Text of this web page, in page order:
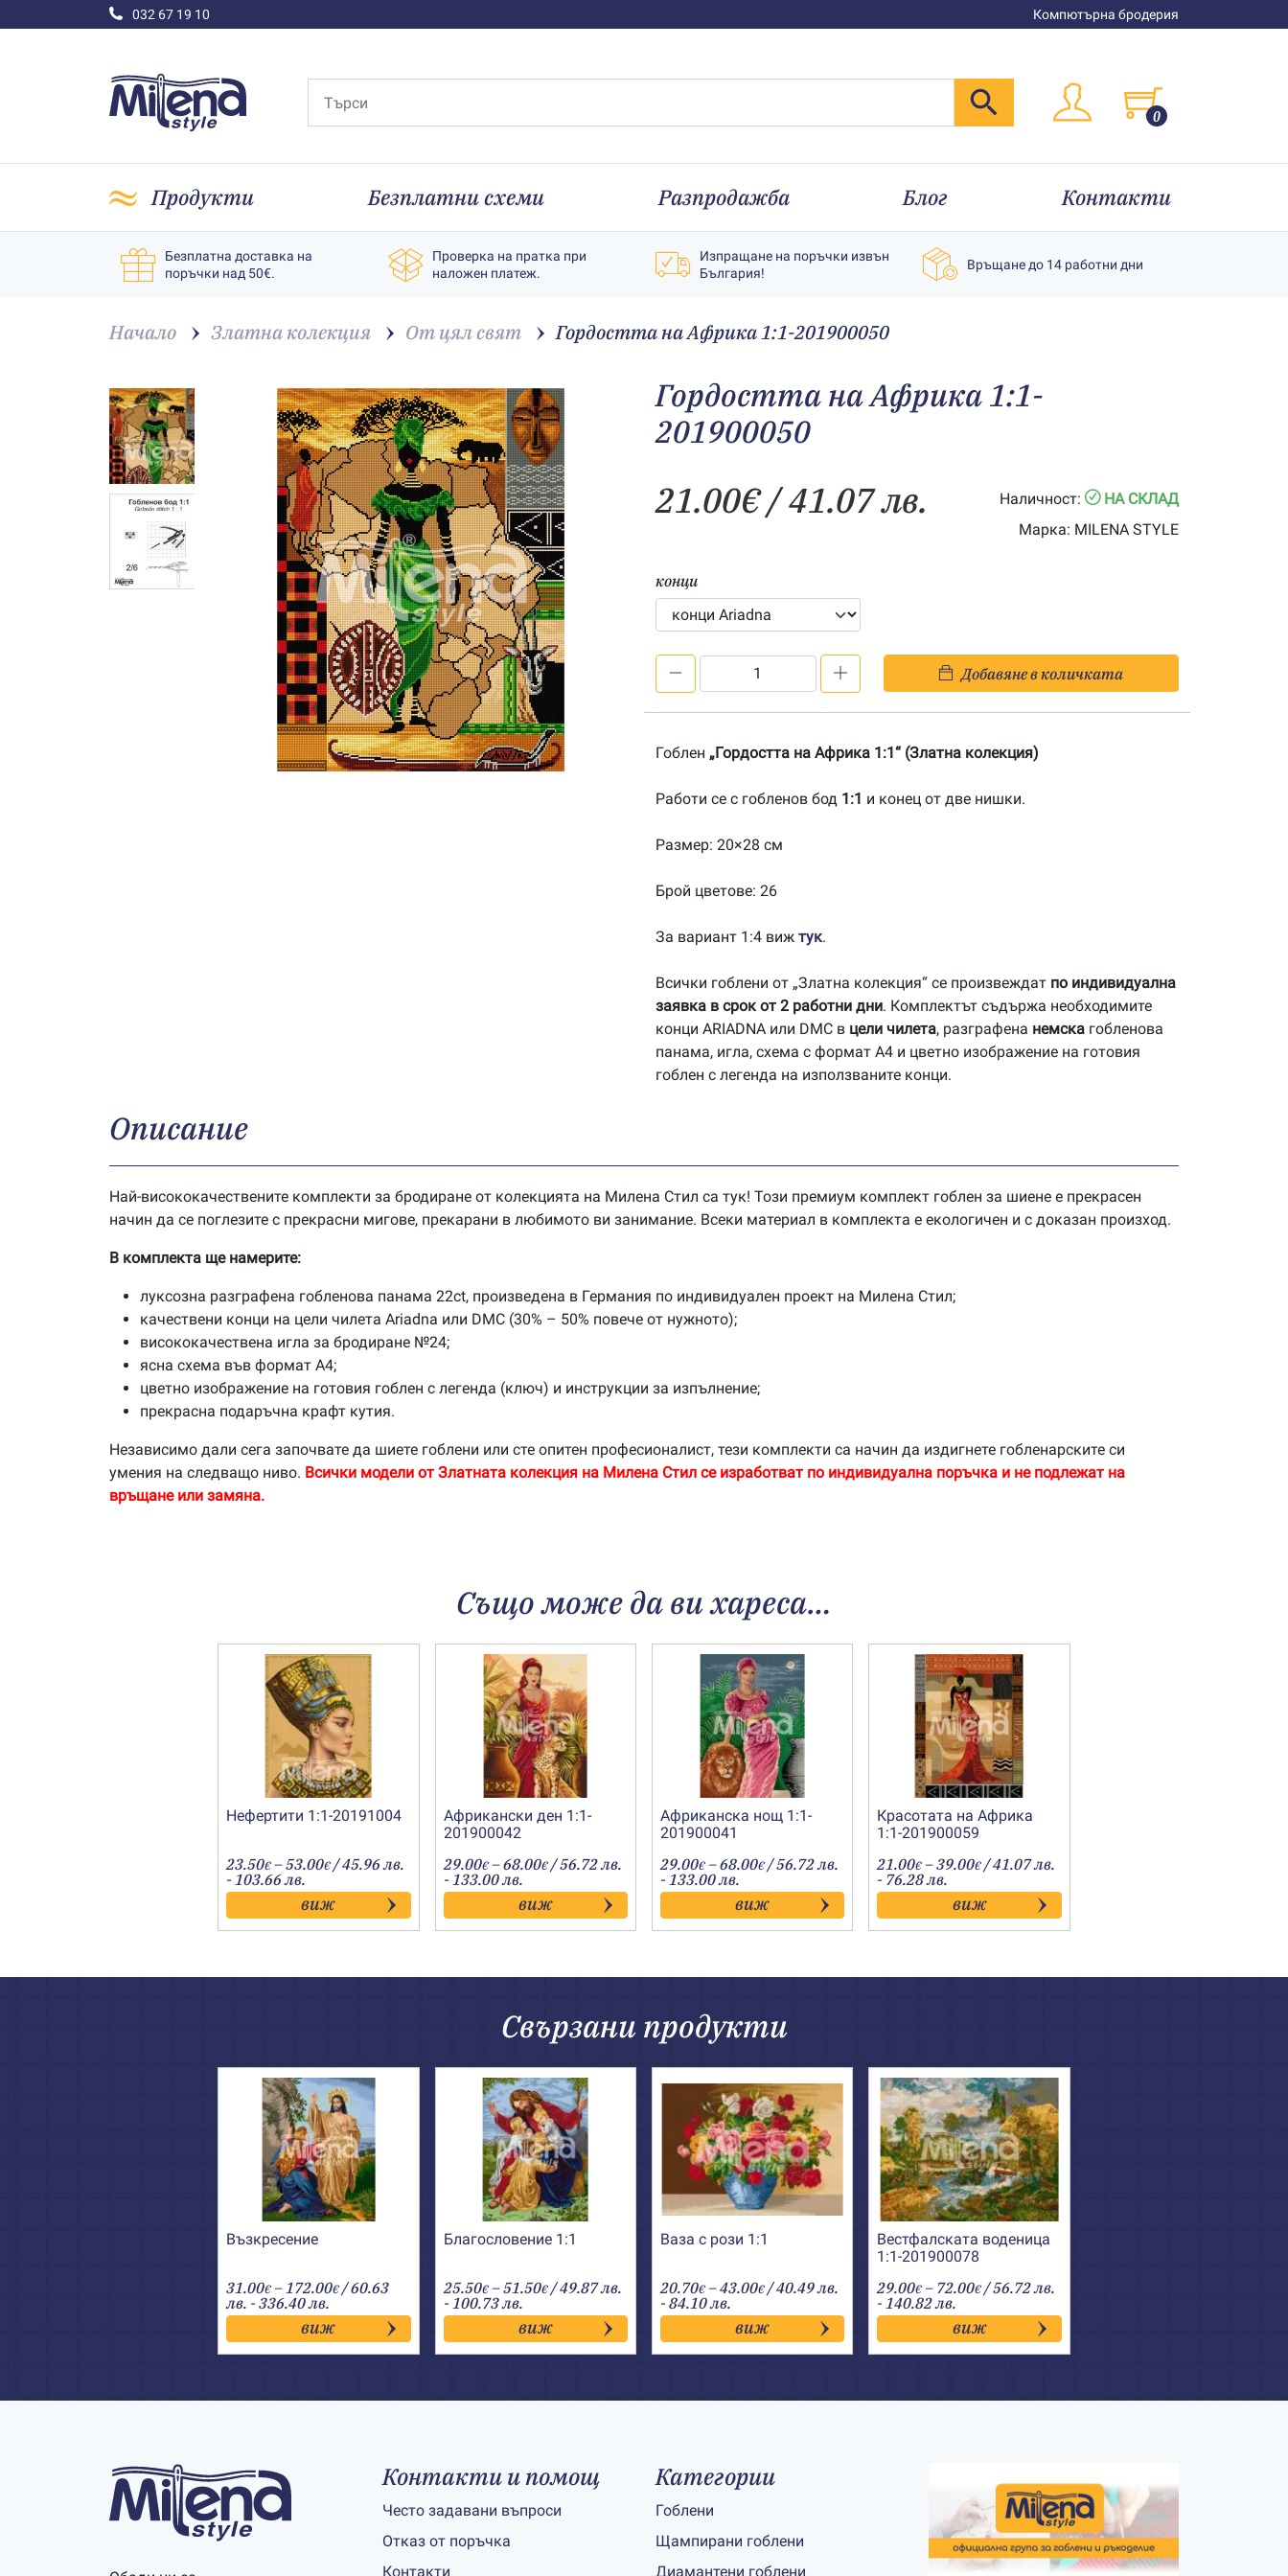
032 67 19 10 Компютърна бродерия
0
Продукти Безплатни схеми Разпродажба Блог Контакти
Безплатна доставка на
поръчки над 50€.
Проверка на пратка при
наложен платеж.
Изпращане на поръчки извън
България!
Връщане до 14 работни дни
Начало Златна колекция От цял свят Гордостта на Африка 1:1-201900050
Гордостта на Африка 1:1-
201900050
21.00€/ 41.07 лв. Наличност:
НА СКЛАД
Марка: MILENA STYLE
конци
на
1:1-
Добавяне в количката
Гоблен „Гордостта на Африка 1:1“ (Златна колекция)
Работи се с гобленов бод 1:1 и конец от две нишки.
Размер: 20×28 см
Брой цветове: 26
За вариант 1:4 виж тук.
Всички гоблени от „Златна колекция“ се произвеждат по индивидуална
заявка в срок от 2 работни дни. Комплектът съдържа необходимите
конци ARIADNA или DMC в цели чилета, разграфена немска гобленова
панама, игла, схема с формат А4 и цветно изображение на готовия
гоблен с легенда на използваните конци.
Описание
Най-висококачествените комплекти за бродиране от колекцията на Милена Стил са тук! Този премиум комплект гоблен за шиене е прекрасен
начин да се поглезите с прекрасни мигове, прекарани в любимото ви занимание. Всеки материал в комплекта е екологичен и с доказан произход.
В комплекта ще намерите:
луксозна разграфена гобленова панама 22ct, произведена в Германия по индивидуален проект на Милена Стил;
качествени конци на цели чилета Ariadna или DMC (30% – 50% повече от нужното);
висококачествена игла за бродиране №24;
ясна схема във формат А4;
цветно изображение на готовия гоблен с легенда (ключ) и инструкции за изпълнение;
прекрасна подаръчна крафт кутия.
Независимо дали сега започвате да шиете гоблени или сте опитен професионалист, тези комплекти са начин да издигнете гобленарските си
умения на следващо ниво. Всички модели от Златната колекция на Милена Стил се изработват по индивидуална поръчка и не подлежат на
връщане или замяна.
Също може да ви хареса…
Нефертити 1:1-20191004
23.50€ –53.00€Price
range:
23.50€
through
53.00€
/ 45.96 лв.
- 103.66 лв.
виж
Африкански ден 1:1-
201900042
29.00€ –68.00€Price
range:
29.00€
through
68.00€
/ 56.72 лв.
- 133.00 лв.
виж
Африканска нощ 1:1-
201900041
29.00€ –68.00€Price
range:
29.00€
through
68.00€
/ 56.72 лв.
- 133.00 лв.
виж
Красотата на Африка
1:1-201900059
21.00€ –39.00€Price
range:
21.00€
through
39.00€
/ 41.07 лв.
- 76.28 лв.
виж
Свързани продукти
Възкресение
31.00€ –172.00€Price
range:
31.00€
through
172.00€
/ 60.63
лв. - 336.40 лв.
виж
Благословение 1:1
25.50€ –51.50€Price
range:
25.50€
through
51.50€
/ 49.87 лв.
- 100.73 лв.
виж
Ваза с рози 1:1
20.70€ –43.00€Price
range:
20.70€
through
43.00€
/ 40.49 лв.
- 84.10 лв.
виж
Вестфалската воденица
1:1-201900078
29.00€ – 72.00€Price
range:
29.00€
through
72.00€
/ 56.72 лв.
- 140.82 лв.
виж
Контакти и помощ
Често задавани въпроси
Отказ от поръчка
Контакти
Категории
Гоблени
Щампирани гоблени
Диамантени гоблени